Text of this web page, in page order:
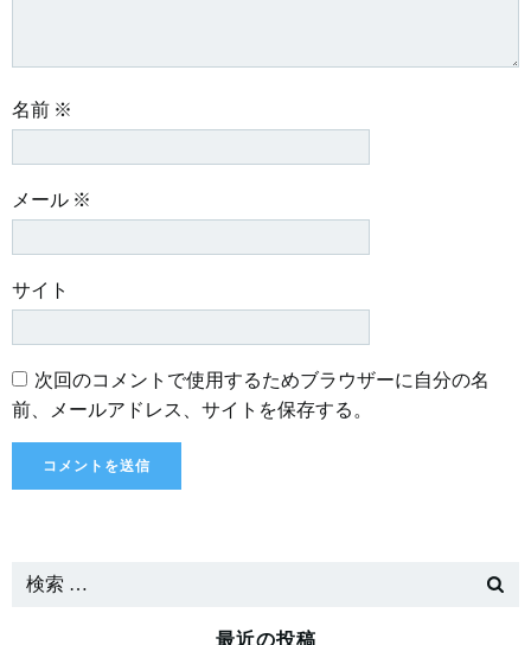
名前 ※
メール ※
サイト
次回のコメントで使用するためブラウザーに自分の名
前、メールアドレス、サイトを保存する。
最近の投稿